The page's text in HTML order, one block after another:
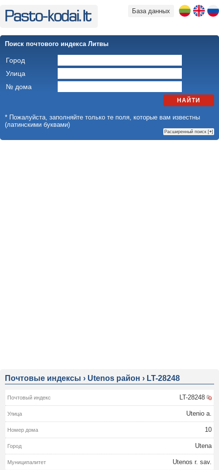
База данных
Поиск почтового индекса Литвы
Город
Улица
№ дома
НАЙТИ
* Пожалуйста, заполняйте только те поля, которые вам известны
(латинскими буквами)
Расширенный поиск [+]
Почтовые индексы › Utenos район › LT-28248
LT-28248
Utenio a.
10
Utena
Utenos r. sav.